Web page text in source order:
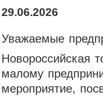
29.06.2026
Уважаемые
Новороссийская
малому
мероприятие,